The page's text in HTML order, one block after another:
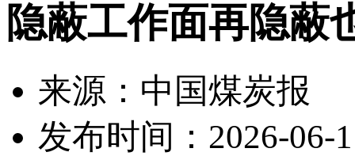
隐蔽工作面再隐蔽
来源：中国煤炭报
发布时间：2026-06-